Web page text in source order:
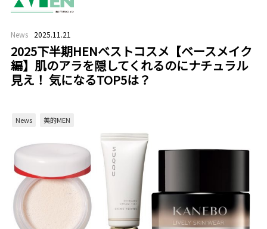
News 2025.11.21
2025下半期HENベストコスメ【ベースメイク
編】肌のアラを隠してくれるのにナチュラル
見え！ 気になるTOP5は？
News 美的MEN